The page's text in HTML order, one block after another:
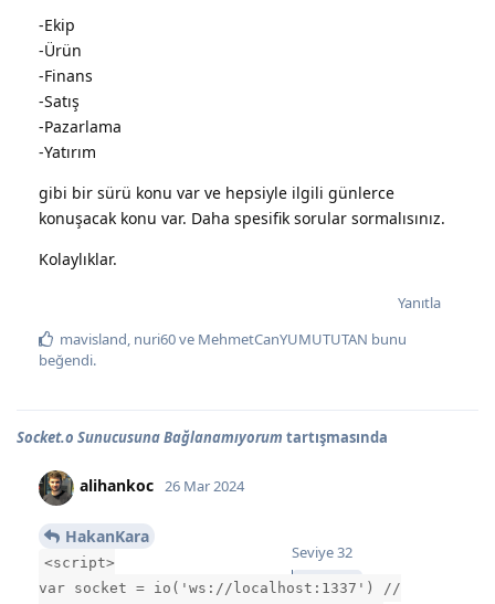
-Ekip
-Ürün
-Finans
-Satış
-Pazarlama
-Yatırım
gibi bir sürü konu var ve hepsiyle ilgili günlerce
konuşacak konu var. Daha spesifik sorular sormalısınız.
Kolaylıklar.
Yanıtla
mavisland nuri60ve MehmetCanYUMUTUTAN bunu
beğendi.
Socket.o Sunucusuna Bağlanamıyorum tartışmasında
alihankoc
Seviye32
26 Mar 2024
HakanKara
<script>
var socket = io('ws://localhost:1337') //